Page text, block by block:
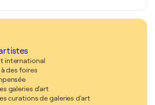
international
des foires
galeries d'art
curations de galeries d'art